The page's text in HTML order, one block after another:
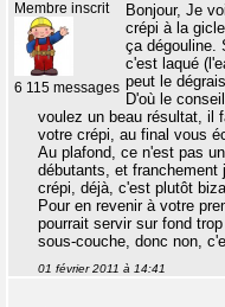
Membre inscrit
6 115 messages
Bonjour, Je
crépi à la
ça dégouline.
c'est laqué
peut le
D'où le
voulez un beau résultat, il
votre crépi, au final vous
Au plafond, ce n'est pas
débutants, et franchement
crépi, déjà, c'est plutôt
Pour en revenir à votre
pourrait servir sur fond
sous-couche, donc non,
01 février 2011 à 14:41